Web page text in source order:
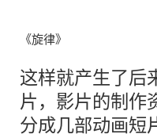
《旋律》
这样就产生了后
片，影片的制作
分成几部动画短